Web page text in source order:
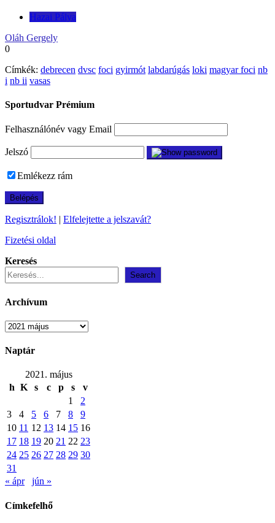
Hazai Pálya
Oláh Gergely
0
Címkék: debrecen dvsc foci gyirmót labdarúgás loki magyar foci nb
i nb ii vasas
Sportudvar Prémium
Felhasználónév vagy Email
Jelszó
Emlékezz rám
Regisztrálok! | Elfelejtette a jelszavát?
Fizetési oldal
Keresés
Search
Archívum
Archívum
Naptár
2021. május
h K s c p s
v
1
2
3
4 5 6 7 8
9
10 11 12 13 14 15 16
17 18 19 20 21 22 23
24 25 26 27 28 29 30
31
« ápr
jún »
Címkefelhő